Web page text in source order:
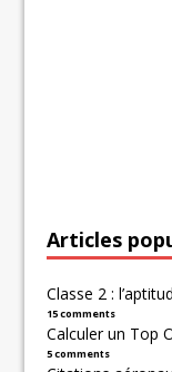
Articles
Classe 2 :
15 comments
Calculer un Top
5 comments